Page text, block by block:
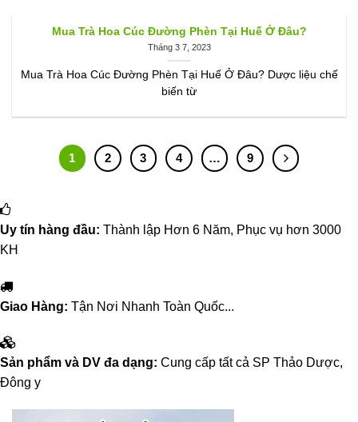
Mua Trà Hoa Cúc Đường Phèn Tại Huế Ở Đâu?
Tháng 3 7, 2023
Mua Trà Hoa Cúc Đường Phèn Tại Huế Ở Đâu? Dược liệu chế
biến từ
1 2 3 4 … 9
Uy tín hàng đầu: Thành lập Hơn 6 Năm, Phục vụ hơn 3000
KH
Giao Hàng: Tận Nơi Nhanh Toàn Quốc...
Sản phẩm và DV đa dạng: Cung cấp tất cả SP Thảo Dược,
Đông y